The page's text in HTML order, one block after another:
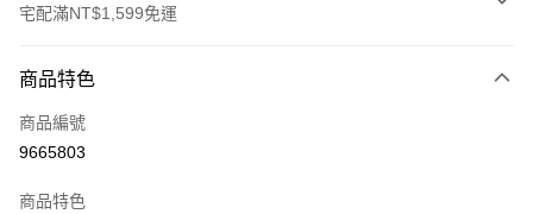
宅配滿NT$1,599免運
信用卡一次付款
LINE Pay
商品特色
商品編號
9665803
商品特色